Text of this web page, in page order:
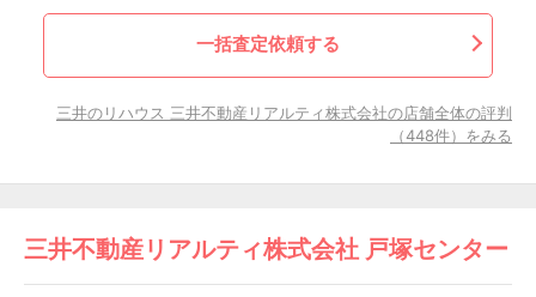
一括査定依頼する
三井のリハウス 三井不動産リアルティ株式会社の店舗全体の評判
（448件）をみる
三井不動産リアルティ株式会社 戸塚センター